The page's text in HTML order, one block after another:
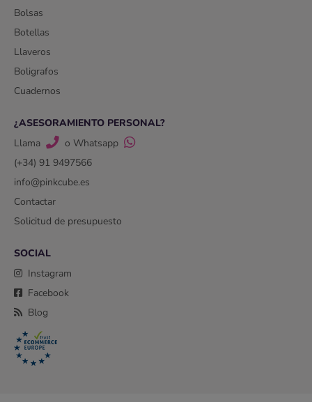
Bolsas
Botellas
Llaveros
Boligrafos
Cuadernos
¿ASESORAMIENTO PERSONAL?
Llama
o Whatsapp
(+34) 91 9497566
info@pinkcube.es
Contactar
Solicitud de presupuesto
SOCIAL
Instagram
Facebook
Blog